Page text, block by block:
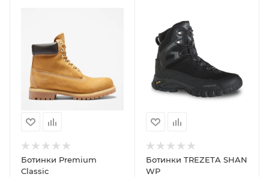
Ботинки Premium
Classic
Ботинки TREZETA SHAN
WP